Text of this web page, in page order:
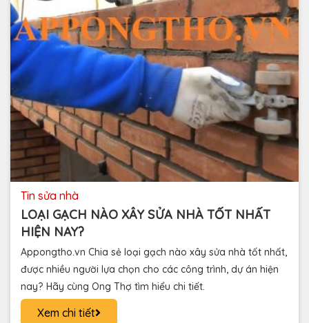
tin sửa nhà
LOẠI GẠCH NÀO XÂY SỬA NHÀ TỐT NHẤT
HIỆN NAY?
Appongtho.vn Chia sẻ loại gạch nào xây sửa nhà tốt nhất,
được nhiều người lựa chọn cho các công trình, dự án hiện
nay? Hãy cùng Ong Thợ tìm hiểu chi tiết.
Xem chi tiết